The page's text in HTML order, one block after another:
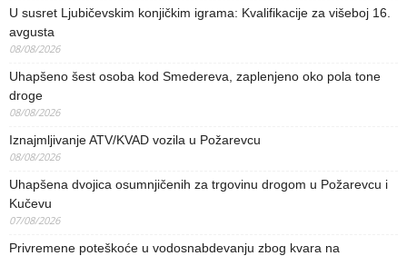
U susret Ljubičevskim konjičkim igrama: Kvalifikacije za višeboj 16.
avgusta
08/08/2026
Uhapšeno šest osoba kod Smedereva, zaplenjeno oko pola tone
droge
08/08/2026
Iznajmljivanje ATV/KVAD vozila u Požarevcu
08/08/2026
Uhapšena dvojica osumnjičenih za trgovinu drogom u Požarevcu i
Kučevu
07/08/2026
Privremene poteškoće u vodosnabdevanju zbog kvara na